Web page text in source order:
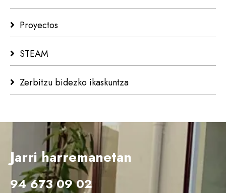
Proyectos
STEAM
Zerbitzu bidezko ikaskuntza
Jarri harremanetan
94 673 09 02